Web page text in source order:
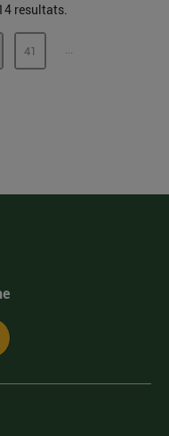
resultats.
PÀGINA
41 ...PÀGINES